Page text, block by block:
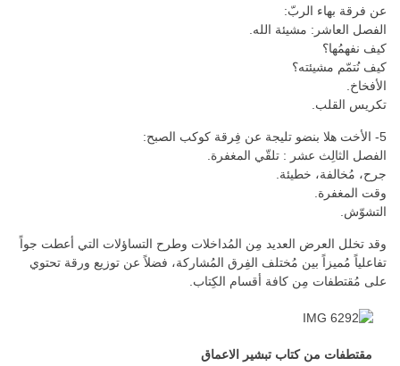
عن فرقة بهاء الربّ:
الفصل العاشر: مشيئة الله.
كيف نفهمُها؟
كيف نُتمّم مشيئته؟
الأفخاخ.
تكريس القلب.
5- الأخت هلا بنضو تليجة عن فِرقة كوكب الصبح:
الفصل الثالِث عشر : تلقّي المغفرة.
جرح، مُخالفة، خطيئة.
وقت المغفرة.
التشوّش.
وقد تخلل العرض العديد مِن المُداخلات وطرح التساؤلات التي أعطت جواً
تفاعلياً مُميزاً بين مُختلف الفِرق المُشاركة، فضلاً عن توزيع ورقة تحتوي
على مُقتطفات مِن كافة أقسام الكِتاب.
مقتطفات من كتاب تبشير الاعماق